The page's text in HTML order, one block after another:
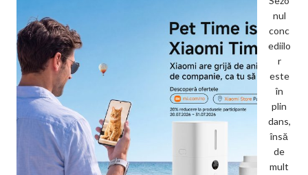
nul
conc
ediilo
r
este
în
plin
dans,
însă
de
mult